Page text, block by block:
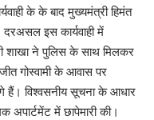
के के बाद मुख्यमंत्री हिमंत
दरअसल इस कार्यवाही में
शाखा ने पुलिस के साथ मिलकर
गोस्वामी के आवास पर
हैं। विश्वसनीय सूचना के आधार
अपार्टमेंट में छापेमारी की।